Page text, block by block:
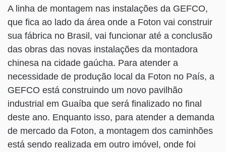
A linha de montagem nas instalações da GEFCO,
que fica ao lado da área onde a Foton vai construir
sua fábrica no Brasil, vai funcionar até a conclusão
das obras das novas instalações da montadora
chinesa na cidade gaúcha. Para atender a
necessidade de produção local da Foton no País, a
GEFCO está construindo um novo pavilhão
industrial em Guaíba que será finalizado no final
deste ano. Enquanto isso, para atender a demanda
de mercado da Foton, a montagem dos caminhões
está sendo realizada em outro imóvel, onde foi